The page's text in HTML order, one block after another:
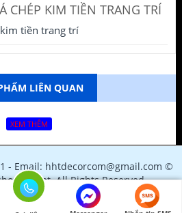
CHÉP KIM TIỀN TRANG TRÍ
tiền trang trí
LIÊN QUAN
XEM THÊM
- Email: hhtdecorcom@gmail.com ©
All Rights Reserved.